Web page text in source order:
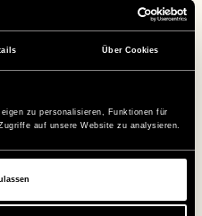
Über Cookies
zu personalisieren, Funktionen für
auf unsere Website zu analysieren.